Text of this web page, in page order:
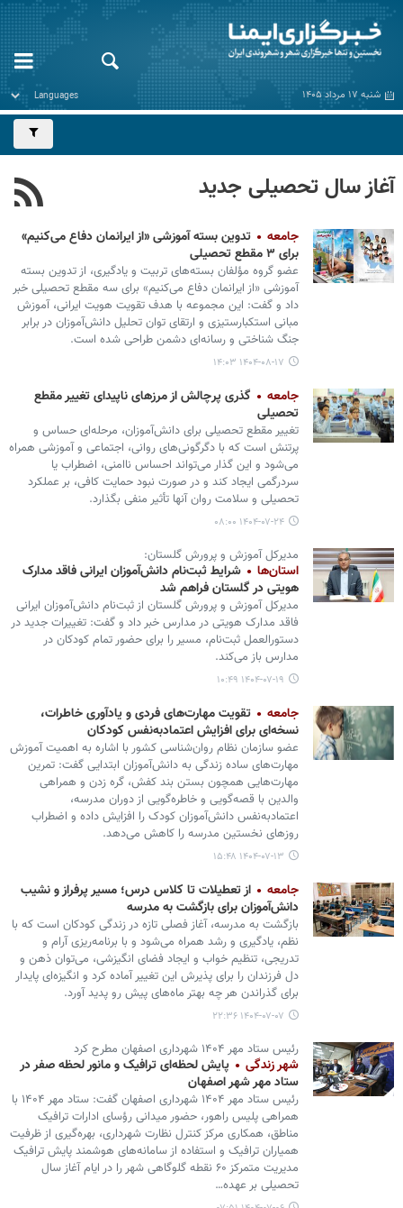
شنبه ۱۷ مرداد ۱۴۰۵
آغاز سال تحصیلی جدید
جامعه
تدوین بسته آموزشی «از ایرانمان دفاع می‌کنیم»
برای ۳ مقطع تحصیلی
عضو گروه مؤلفان بسته‌های تربیت و یادگیری، از تدوین بسته
آموزشی «از ایرانمان دفاع می‌کنیم» برای سه مقطع تحصیلی خبر
داد و گفت: این مجموعه با هدف تقویت هویت ایرانی، آموزش
مبانی استکبارستیزی و ارتقای توان تحلیل دانش‌آموزان در برابر
جنگ شناختی و رسانه‌ای دشمن طراحی شده است.
۱۴۰۴-۰۸-۱۷ ۱۴:۰۳
جامعه
گذری پرچالش از مرزهای ناپیدای تغییر مقطع
تحصیلی
تغییر مقطع تحصیلی برای دانش‌آموزان، مرحله‌ای حساس و
پرتنش است که با دگرگونی‌های روانی، اجتماعی و آموزشی همراه
می‌شود و این گذار می‌تواند احساس ناامنی، اضطراب یا
سردرگمی ایجاد کند و در صورت نبود حمایت کافی، بر عملکرد
تحصیلی و سلامت روان آنها تأثیر منفی بگذارد.
۱۴۰۴-۰۷-۲۴ ۰۸:۰۰
مدیرکل آموزش و پرورش گلستان:
استان‌ها
شرایط ثبت‌نام دانش‌آموزان ایرانی فاقد مدارک
هویتی در گلستان فراهم شد
مدیرکل آموزش و پرورش گلستان از ثبت‌نام دانش‌آموزان ایرانی
فاقد مدارک هویتی در مدارس خبر داد و گفت: تغییرات جدید در
دستورالعمل ثبت‌نام، مسیر را برای حضور تمام کودکان در
مدارس باز می‌کند.
۱۴۰۴-۰۷-۱۹ ۱۰:۴۹
جامعه
تقویت مهارت‌های فردی و یادآوری خاطرات،
نسخه‌ای برای افزایش اعتمادبه‌نفس کودکان
عضو سازمان نظام روان‌شناسی کشور با اشاره به اهمیت آموزش
مهارت‌های ساده زندگی به دانش‌آموزان ابتدایی گفت: تمرین
مهارت‌هایی همچون بستن بند کفش، گره زدن و همراهی
والدین با قصه‌گویی و خاطره‌گویی از دوران مدرسه،
اعتمادبه‌نفس دانش‌آموزان کودک را افزایش داده و اضطراب
روزهای نخستین مدرسه را کاهش می‌دهد.
۱۴۰۴-۰۷-۱۳ ۱۵:۴۸
جامعه
از تعطیلات تا کلاس درس؛ مسیر پرفراز و نشیب
دانش‌آموزان برای بازگشت به مدرسه
بازگشت به مدرسه، آغاز فصلی تازه در زندگی کودکان است که با
نظم، یادگیری و رشد همراه می‌شود و با برنامه‌ریزی آرام و
تدریجی، تنظیم خواب و ایجاد فضای انگیزشی، می‌توان ذهن و
دل فرزندان را برای پذیرش این تغییر آماده کرد و انگیزه‌ای پایدار
برای گذراندن هر چه بهتر ماه‌های پیش‌ رو پدید آورد.
۱۴۰۴-۰۷-۰۷ ۲۲:۳۶
رئیس ستاد مهر ۱۴۰۴ شهرداری اصفهان مطرح کرد
شهر زندگی
پایش لحظه‌ای ترافیک و مانور لحظه صفر در
ستاد مهر شهر اصفهان
رئیس ستاد مهر ۱۴۰۴ شهرداری اصفهان گفت: ستاد مهر ۱۴۰۴ با
همراهی پلیس راهور، حضور میدانی رؤسای ادارات ترافیک
مناطق، همکاری مرکز کنترل نظارت شهرداری، بهره‌گیری از ظرفیت
همیاران ترافیک و استفاده از سامانه‌های هوشمند پایش ترافیک
مدیریت متمرکز ۶۰ نقطه گلوگاهی شهر را در ایام آغاز سال
تحصیلی بر عهده…